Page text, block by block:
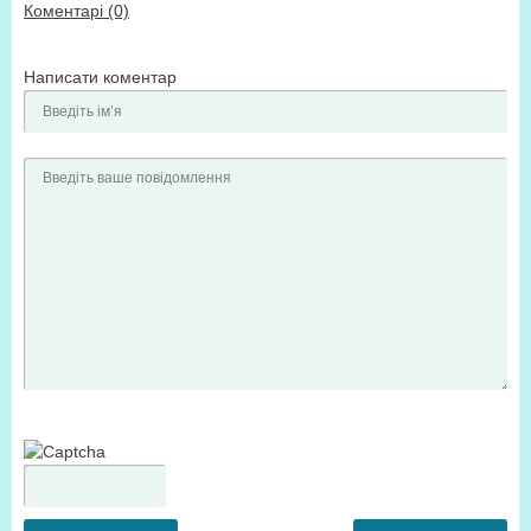
Коментарі (0)
Написати коментар